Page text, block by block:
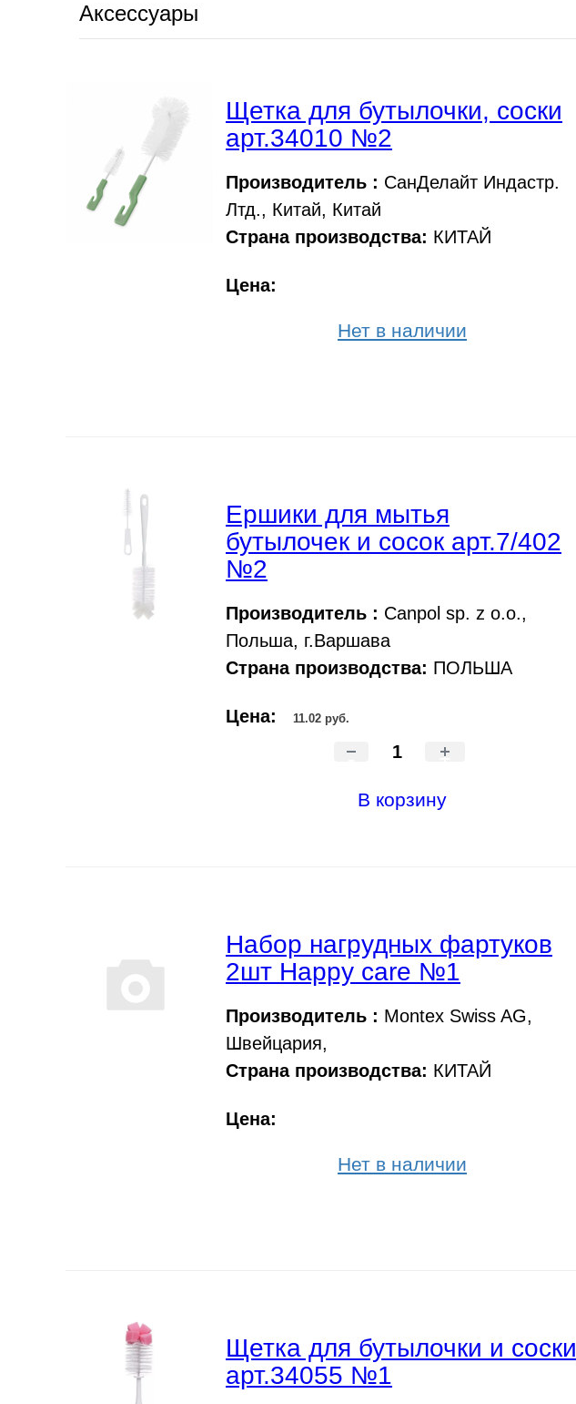
Аксессуары
Щетка для бутылочки, соски
арт.34010 №2
Производитель : СанДелайт Индастр.
Лтд., Китай, Китай
Страна производства: КИТАЙ
Цена:
Нет в наличии
Ершики для мытья
бутылочек и сосок арт.7/402
№2
Производитель : Canpol sp. z o.o.,
Польша, г.Варшава
Страна производства: ПОЛЬША
Цена: 11.02 руб.
- +
В корзину
Набор нагрудных фартуков
2шт Happy care №1
Производитель : Montex Swiss AG,
Швейцария,
Страна производства: КИТАЙ
Цена:
Нет в наличии
Щетка для бутылочки и соски
арт.34055 №1